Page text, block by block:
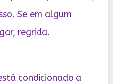
Se em algum
regrida.
condicionado a